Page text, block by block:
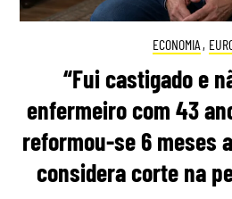
ECONOMIA ,
“Fui castigado e
enfermeiro com 43
reformou-se 6 meses
considera corte na